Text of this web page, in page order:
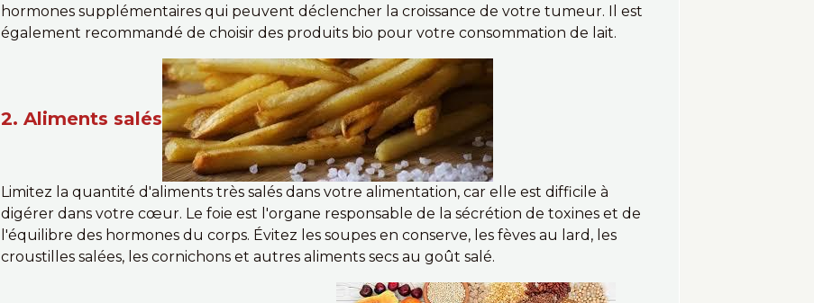
hormones supplémentaires qui peuvent déclencher la croissance de votre tumeur. Il est
également recommandé de choisir des produits bio pour votre consommation de lait.
2. Aliments salés
Limitez la quantité d'aliments très salés dans votre alimentation, car elle est difficile à
digérer dans votre cœur. Le foie est l'organe responsable de la sécrétion de toxines et de
l'équilibre des hormones du corps. Évitez les soupes en conserve, les fèves au lard, les
croustilles salées, les cornichons et autres aliments secs au goût salé.